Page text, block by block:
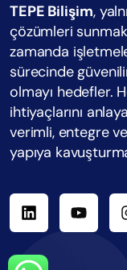
TEPE Bilişim,
çözümleri
zamanda
sürecinde
olmayı hedefler.
ihtiyaçlarını
verimli, entegre
yapıya